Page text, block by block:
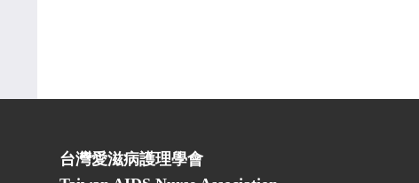
台灣愛滋病護理學會